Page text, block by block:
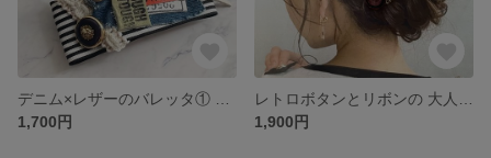
1,700円
1,900円